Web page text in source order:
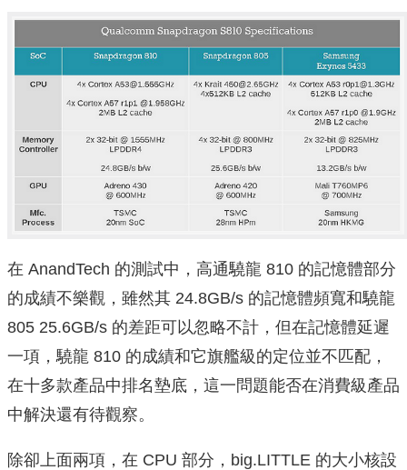
在 AnandTech 的測試中，高通驍龍 810 的記憶體部分
的成績不樂觀，雖然其 24.8GB/s 的記憶體頻寬和驍龍
805 25.6GB/s 的差距可以忽略不計，但在記憶體延遲
一項，驍龍 810 的成績和它旗艦級的定位並不匹配，
在十多款產品中排名墊底，這一問題能否在消費級產品
中解決還有待觀察。
除卻上面兩項，在 CPU 部分，big.LITTLE 的大小核設